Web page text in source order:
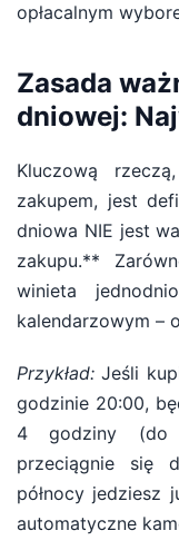
opłacalnym
Zasada
dniowej:
Kluczową
zakupem, jest
dniowa NIE jest
zakupu.**
winieta
kalendarzowym –
Przykład: Jeśli
godzinie 20:00,
4 godziny (do
przeciągnie się
północy jedziesz
automatyczne